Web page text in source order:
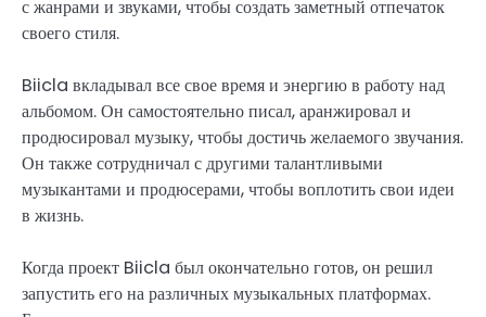
с жанрами и звуками, чтобы создать заметный отпечаток
своего стиля.
Biicla вкладывал все свое время и энергию в работу над
альбомом. Он самостоятельно писал, аранжировал и
продюсировал музыку, чтобы достичь желаемого звучания.
Он также сотрудничал с другими талантливыми
музыкантами и продюсерами, чтобы воплотить свои идеи
в жизнь.
Когда проект Biicla был окончательно готов, он решил
запустить его на различных музыкальных платформах.